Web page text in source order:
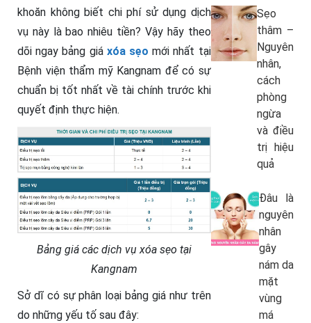
khoăn không biết chi phí sử dụng dịch
vụ này là bao nhiêu tiền? Vậy hãy theo
dõi ngay bảng giá xóa sẹo mới nhất tại
Bệnh viện thẩm mỹ Kangnam để có sự
chuẩn bị tốt nhất về tài chính trước khi
quyết định thực hiện.
Bảng giá các dịch vụ xóa sẹo tại
Kangnam
Sở dĩ có sự phân loại bảng giá như trên
do những yếu tố sau đây:
Sẹo
thâm –
Nguyên
nhân,
cách
phòng
ngừa
và điều
trị hiệu
quả
Đâu là
nguyên
nhân
gây
nám da
mặt
vùng
má